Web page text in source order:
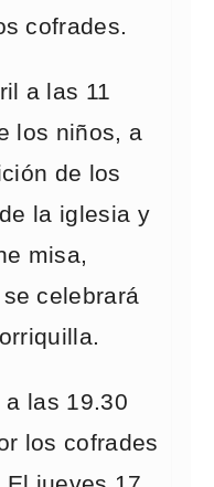
cofrades.
a las 11
los niños, a
de los
la iglesia y
misa,
celebrará
las 19.30
los cofrades